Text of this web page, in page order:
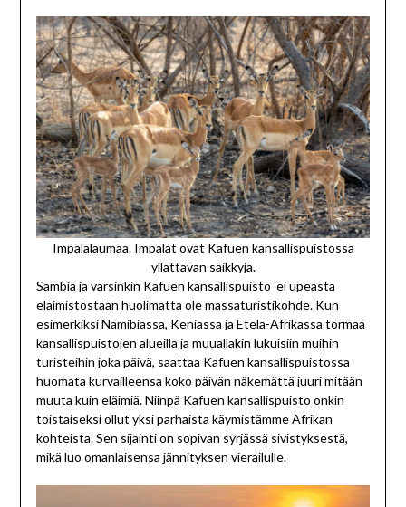
Impalalaumaa. Impalat ovat Kafuen kansallispuistossa
yllättävän säikkyjä.
Sambia ja varsinkin Kafuen kansallispuisto ei upeasta
eläimistöstään huolimatta ole massaturistikohde. Kun
esimerkiksi Namibiassa, Keniassa ja Etelä-Afrikassa törmää
kansallispuistojen alueilla ja muuallakin lukuisiin muihin
turisteihin joka päivä, saattaa Kafuen kansallispuistossa
huomata kurvailleensa koko päivän näkemättä juuri mitään
muuta kuin eläimiä. Niinpä Kafuen kansallispuisto onkin
toistaiseksi ollut yksi parhaista käymistämme Afrikan
kohteista. Sen sijainti on sopivan syrjässä sivistyksestä,
mikä luo omanlaisensa jännityksen vierailulle.